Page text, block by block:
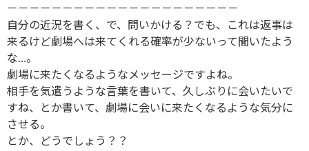
－－－－－－－－－－－－－－－－－－－－－
自分の近況を書く、で、問いかける？でも、これは返事は
来るけど劇場へは来てくれる確率が少ないって聞いたよう
な…。
劇場に来たくなるようなメッセージですよね。
相手を気遣うような言葉を書いて、久しぶりに会いたいで
すね、とか書いて、劇場に会いに来たくなるような気分に
させる。
とか、どうでしょう？？